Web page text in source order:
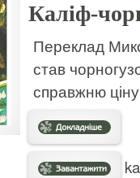
Каліф-
Переклад
став
справжню